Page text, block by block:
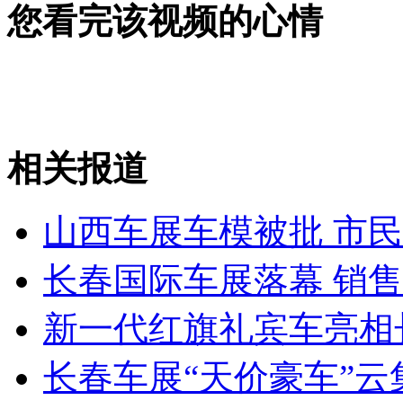
实拍歹徒手持刀劫持公交车司机
山西运城恶犬咬伤多人 警民合力深夜将其击毙
女孩北京地铁殴打老人 痛下狠手拳打脚踢
您看完该视频的心情
相关报道
山西车展车模被批 市
长春国际车展落幕 销
新一代红旗礼宾车亮
长春车展“天价豪车”